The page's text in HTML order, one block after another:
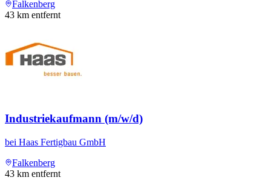
Falkenberg
43 km entfernt
Industriekaufmann (m/w/d)
bei Haas Fertigbau GmbH
Falkenberg
43 km entfernt